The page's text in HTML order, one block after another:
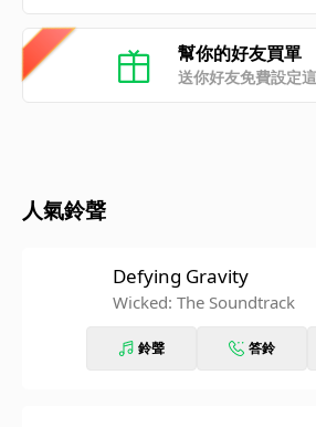
幫你的好友買單
送你好友免費設定
人氣鈴聲
Defying Gravity
Wicked: The Soundtrack
鈴聲 答鈴